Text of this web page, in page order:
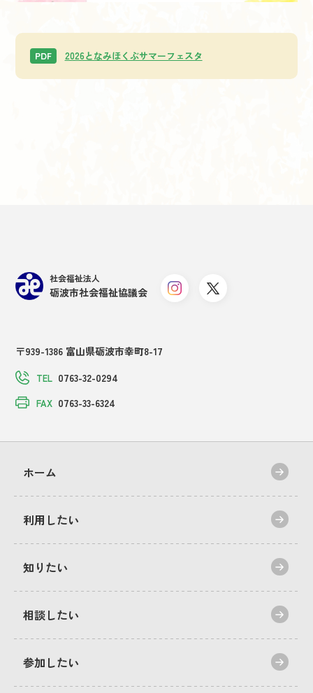
PDF 2026となみほくぶサマーフェスタ
社会福祉法人
砺波市社会福祉協議会
〒939-1386 富山県砺波市幸町8-17
TEL 0763-32-0294
FAX 0763-33-6324
ホーム
利用したい
知りたい
相談したい
参加したい